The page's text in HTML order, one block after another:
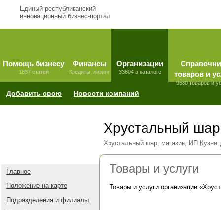
Единый республиканский
инновационный бизнес-портал
Помощь бизнесу
1837 статей
Финансы
Кредиты, лизинг
Организации
33604 в каталоге
товаров и
9580 товаров и
Добавить свою Новости компаний
Хрустальный шар
Хрустальный шар, магазин, ИП
Главное
Положение на карте
Подразделения и филиалы
Товары и услуги
Товары и услуги организации «